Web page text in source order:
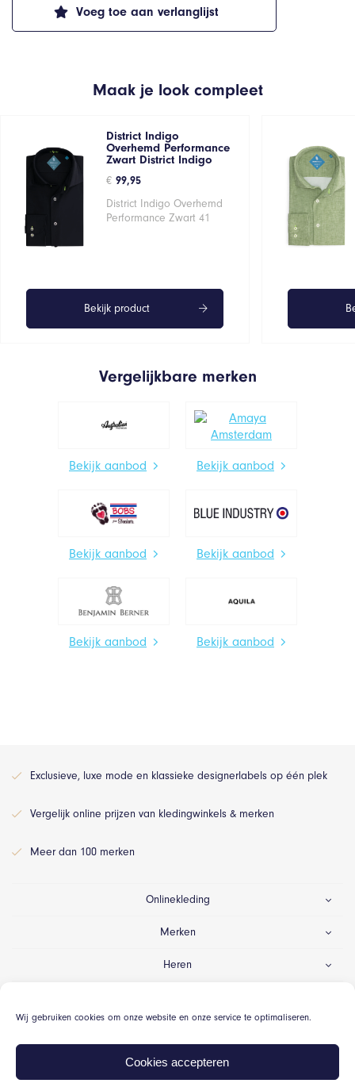
Wij gebruiken cookies om onze website en onze service te optimaliseren.
Cookies accepteren
Voeg toe aan verlanglijst
Maak je look compleet
District Indigo
Overhemd Performance
Zwart District Indigo
€ 99,95
District Indigo Overhemd
Performance Zwart 41
Bekijk product
Vergelijkbare merken
Bekijk aanbod Bekijk aanbod
Bekijk aanbod Bekijk aanbod
Bekijk aanbod Bekijk aanbod
Exclusieve, luxe mode en klassieke designerlabels op één plek
Vergelijk online prijzen van kledingwinkels & merken
Meer dan 100 merken
Onlinekleding
Merken
Heren